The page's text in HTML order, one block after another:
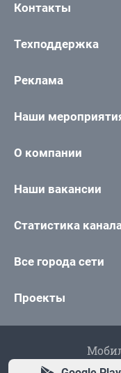
Контакты
Техподдержка
Реклама
Наши
О компании
Наши вакансии
Статистика
Все города сети
Проекты